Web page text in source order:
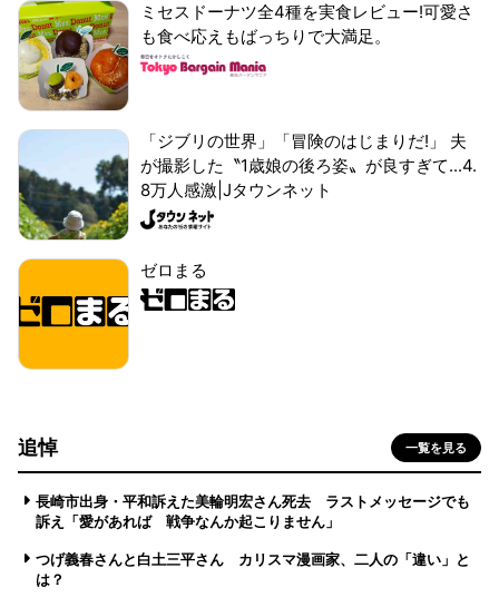
ミセスドーナツ全4種を実食レビュー!可愛さ
も食べ応えもばっちりで大満足。
「ジブリの世界」「冒険のはじまりだ!」 夫
が撮影した〝1歳娘の後ろ姿〟が良すぎて...4.
8万人感激|Jタウンネット
ゼロまる
追悼 一覧を見る
長崎市出身・平和訴えた美輪明宏さん死去 ラストメッセージでも
訴え「愛があれば 戦争なんか起こりません」
つげ義春さんと白土三平さん カリスマ漫画家、二人の「違い」と
は？